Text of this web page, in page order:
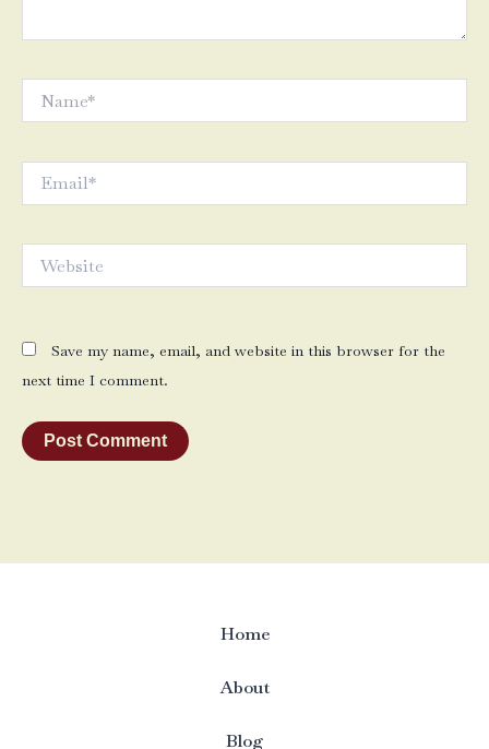
Save my name, email, and website in this browser for the
next time I comment.
Home
About
Blog